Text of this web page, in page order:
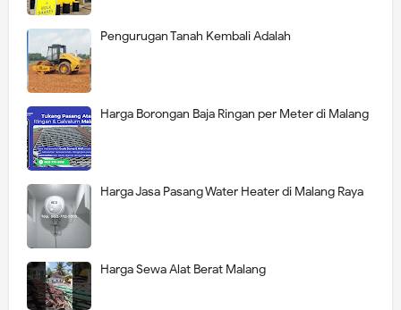
Pengurugan Tanah Kembali Adalah
Harga Borongan Baja Ringan per Meter di Malang
Harga Jasa Pasang Water Heater di Malang Raya
Harga Sewa Alat Berat Malang